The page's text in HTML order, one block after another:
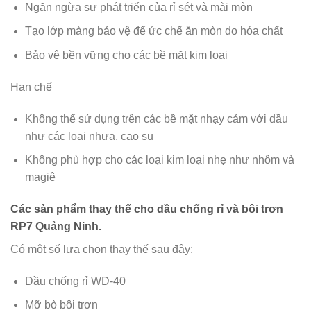
Ngăn ngừa sự phát triển của rỉ sét và mài mòn
Tạo lớp màng bảo vệ để ức chế ăn mòn do hóa chất
Bảo vệ bền vững cho các bề mặt kim loại
Hạn chế
Không thể sử dụng trên các bề mặt nhạy cảm với dầu
như các loại nhựa, cao su
Không phù hợp cho các loại kim loại nhẹ như nhôm và
magiê
Các sản phẩm thay thế cho dầu chống rỉ và bôi trơn
RP7 Quảng Ninh.
Có một số lựa chọn thay thế sau đây:
Dầu chống rỉ WD-40
Mỡ bò bôi trơn